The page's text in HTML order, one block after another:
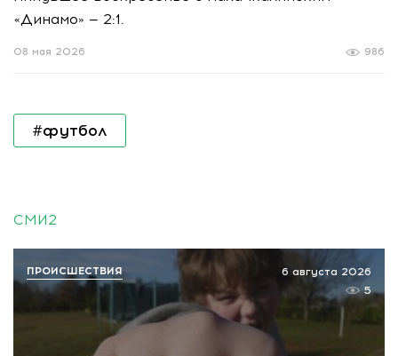
«Динамо» — 2:1.
986
08 мая 2026
#футбол
СМИ2
6 августа 2026
5
ПРОИСШЕСТВИЯ